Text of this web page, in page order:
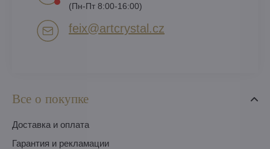
Все о покупке
Доставка и оплата
Гарантия и рекламации
(Пн-Пт 8:00-16:00)
feix​@artcrystal​.cz